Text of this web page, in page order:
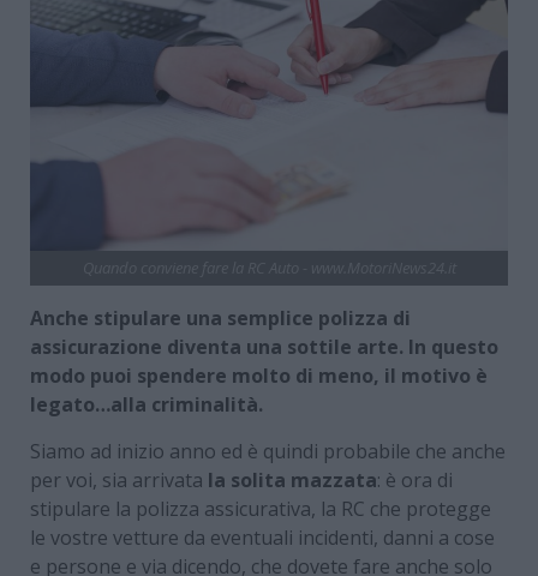
Anche stipulare una semplice polizza di
assicurazione diventa una sottile arte. In questo
modo puoi spendere molto di meno, il motivo è
legato…alla criminalità.
Siamo ad inizio anno ed è quindi probabile che anche
per voi, sia arrivata la solita mazzata: è ora di
stipulare la polizza assicurativa, la RC che protegge
le vostre vetture da eventuali incidenti, danni a cose
e persone e via dicendo, che dovete fare anche solo